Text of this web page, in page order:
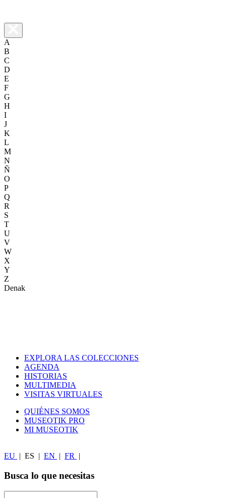
A
B
C
D
E
F
G
H
I
J
K
L
M
N
Ñ
O
P
Q
R
S
T
U
V
W
X
Y
Z
Denak
EXPLORA LAS COLECCIONES
AGENDA
HISTORIAS
MULTIMEDIA
VISITAS VIRTUALES
QUIÉNES SOMOS
MUSEOTIK PRO
MI MUSEOTIK
EU ES EN FR
Busca lo que necesitas